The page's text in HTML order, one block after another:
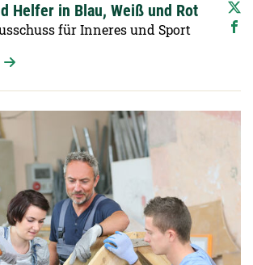
Helfer in Blau, Weiß und Rot
für Inneres und Sport